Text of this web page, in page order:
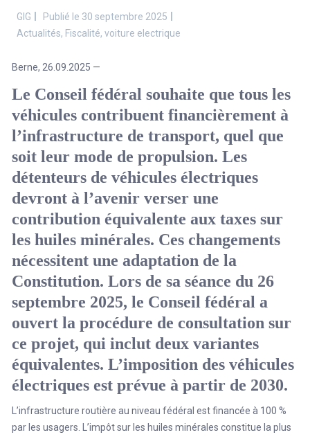
GIG
Publié le 30 septembre 2025
Actualités, Fiscalité, voiture electrique
Berne, 26.09.2025 —
Le Conseil fédéral souhaite que tous les
véhicules contribuent financièrement à
l’infrastructure de transport, quel que
soit leur mode de propulsion. Les
détenteurs de véhicules électriques
devront à l’avenir verser une
contribution équivalente aux taxes sur
les huiles minérales. Ces changements
nécessitent une adaptation de la
Constitution. Lors de sa séance du 26
septembre 2025, le Conseil fédéral a
ouvert la procédure de consultation sur
ce projet, qui inclut deux variantes
équivalentes. L’imposition des véhicules
électriques est prévue à partir de 2030.
L’infrastructure routière au niveau fédéral est financée à 100 %
par les usagers. L’impôt sur les huiles minérales constitue la plus